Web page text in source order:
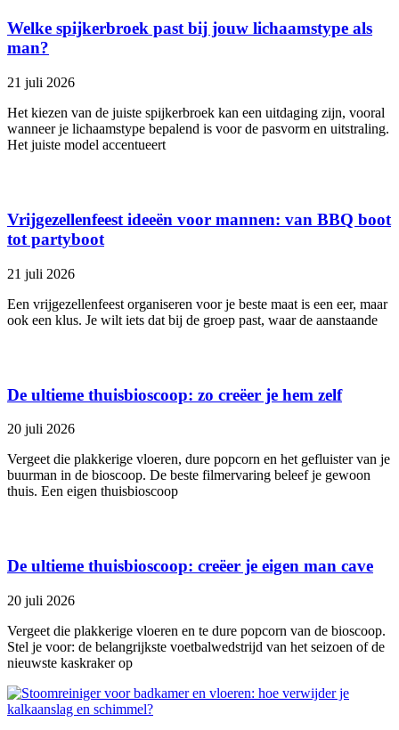
Welke spijkerbroek past bij jouw lichaamstype als
man?
21 juli 2026
Het kiezen van de juiste spijkerbroek kan een uitdaging zijn, vooral
wanneer je lichaamstype bepalend is voor de pasvorm en uitstraling.
Het juiste model accentueert
Vrijgezellenfeest ideeën voor mannen: van BBQ boot
tot partyboot
21 juli 2026
Een vrijgezellenfeest organiseren voor je beste maat is een eer, maar
ook een klus. Je wilt iets dat bij de groep past, waar de aanstaande
De ultieme thuisbioscoop: zo creëer je hem zelf
20 juli 2026
Vergeet die plakkerige vloeren, dure popcorn en het gefluister van je
buurman in de bioscoop. De beste filmervaring beleef je gewoon
thuis. Een eigen thuisbioscoop
De ultieme thuisbioscoop: creëer je eigen man cave
20 juli 2026
Vergeet die plakkerige vloeren en te dure popcorn van de bioscoop.
Stel je voor: de belangrijkste voetbalwedstrijd van het seizoen of de
nieuwste kaskraker op